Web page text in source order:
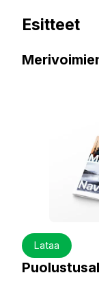
Esitteet
Lataa